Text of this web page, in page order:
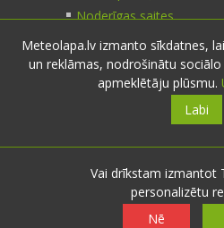
Noderīgas saites
Kontakti
nosūti ziņu
Seko mums
Meteolapa.lv izmanto sīkdatnes,
un reklāmas, nodrošinātu
apmeklētāju plūsmu.
Labi
Vai drīkstam izmantot
personalizētu
Nē